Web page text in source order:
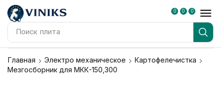
Поиск плита
0 0 0
Главная Электро механическое
Картофелечистка
Мезгосборник для МКК-150,300